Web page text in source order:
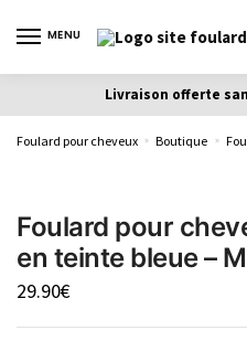
MENU
Livraison offerte
Foulard pour cheveux » Boutique »
Foulard pour
en teinte bleue –
29.90€